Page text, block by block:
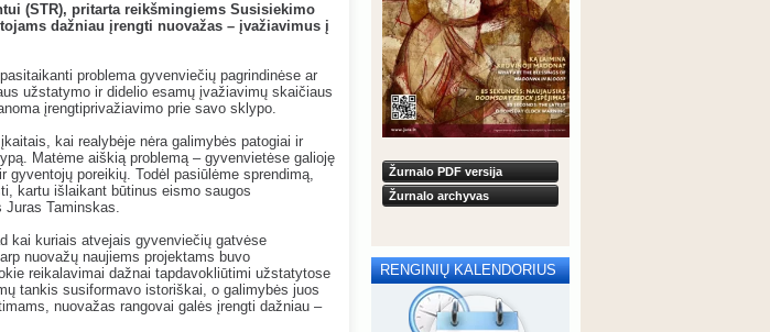
(STR), pritarta reikšmingiems Susisiekimo
dažniau įrengti nuovažas – įvažiavimus į
problema gyvenviečių pagrindinėse ar
užstatymo ir didelio esamų įvažiavimų skaičiaus
įrengtiprivažiavimo prie savo sklypo.
kai realybėje nėra galimybės patogiai ir
Matėme aiškią problemą – gyvenvietėse galioję
poreikių. Todėl pasiūlėme sprendimą,
kartu išlaikant būtinus eismo saugos
Juras Taminskas.
kai kuriais atvejais gyvenviečių gatvėse
nuovažų naujiems projektams buvo
reikalavimai dažnai tapdavokliūtimi užstatytose
tankis susiformavo istoriškai, o galimybės juos
nuovažas rangovai galės įrengti dažniau –
Žurnalo PDF versija
Žurnalo archyvas
RENGINIŲ KALENDORIUS